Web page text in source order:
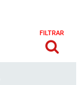
FILTRAR